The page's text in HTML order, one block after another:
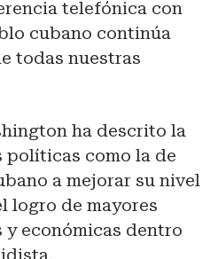
telefónica con
cubano continúa
todas nuestras
ha descrito la
políticas como la de
a mejorar su nivel
logro de mayores
económicas dentro